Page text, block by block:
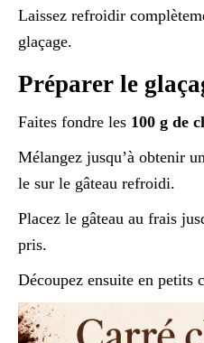
Laissez refroidir
glaçage.
Préparer le
Faites fondre les 100 g de
Mélangez jusqu’à obtenir
le sur le gâteau refroidi.
Placez le gâteau au frais
pris.
Découpez ensuite en petits